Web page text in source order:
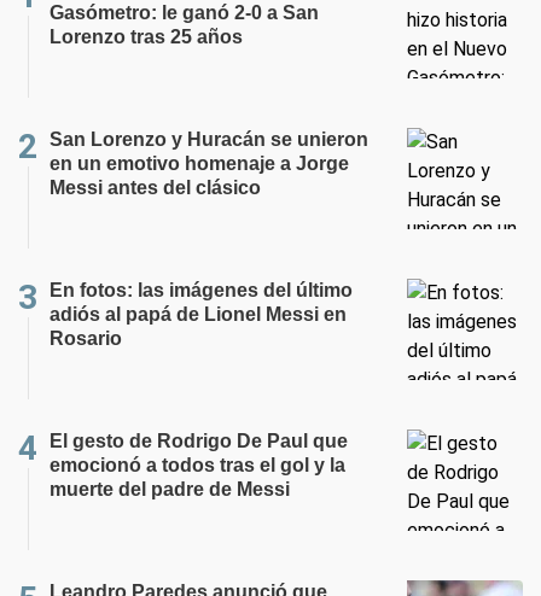
Gasómetro: le ganó 2-0 a San
Lorenzo tras 25 años
San Lorenzo y Huracán se unieron
en un emotivo homenaje a Jorge
Messi antes del clásico
En fotos: las imágenes del último
adiós al papá de Lionel Messi en
Rosario
El gesto de Rodrigo De Paul que
emocionó a todos tras el gol y la
muerte del padre de Messi
Leandro Paredes anunció que